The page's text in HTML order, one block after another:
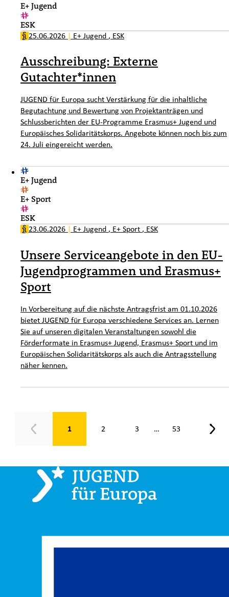
E+ Jugend
ESK
25.06.2026 | E+ Jugend , ESK
Ausschreibung: Externe
Gutachter*innen
JUGEND für Europa sucht Verstärkung für die inhaltliche
Begutachtung und Bewertung von Projektanträgen und
Schlussberichten der EU-Programme Erasmus+ Jugend und
Europäisches Solidaritätskorps. Angebote können noch bis zum
24. Juli eingereicht werden.
E+ Jugend
E+ Sport
ESK
23.06.2026 | E+ Jugend , E+ Sport , ESK
Unsere Serviceangebote in den EU-
Jugendprogrammen und Erasmus+
Sport
In Vorbereitung auf die nächste Antragsfrist am 01.10.2026
bietet JUGEND für Europa verschiedene Services an. Lernen
Sie auf unseren digitalen Veranstaltungen sowohl die
Förderformate in Erasmus+ Jugend, Erasmus+ Sport und im
Europäischen Solidaritätskorps als auch die Antragsstellung
näher kennen.
Zurück 1 2 3 … 53